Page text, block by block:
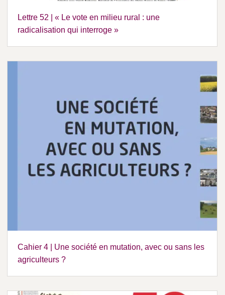
Lettre 52 | « Le vote en milieu rural : une
radicalisation qui interroge »
Cahier 4 | Une société en mutation, avec ou sans les
agriculteurs ?